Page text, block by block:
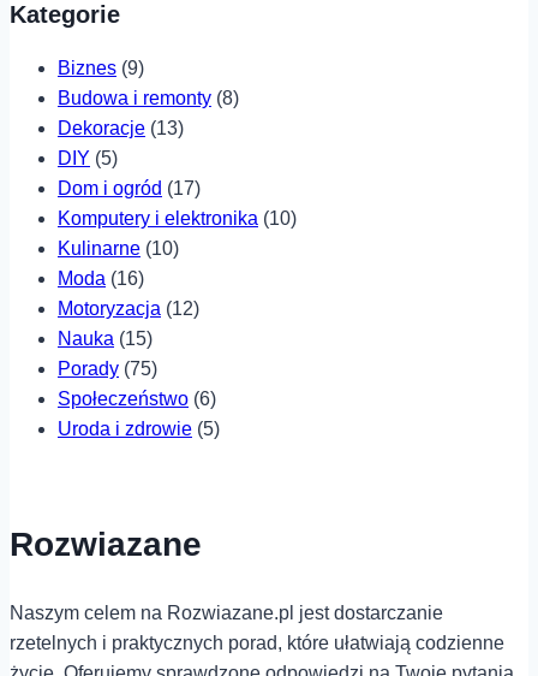
Kategorie
Biznes (9)
Budowa i remonty (8)
Dekoracje (13)
DIY (5)
Dom i ogród (17)
Komputery i elektronika (10)
Kulinarne (10)
Moda (16)
Motoryzacja (12)
Nauka (15)
Porady (75)
Społeczeństwo (6)
Uroda i zdrowie (5)
Rozwiazane
Naszym celem na Rozwiazane.pl jest dostarczanie
rzetelnych i praktycznych porad, które ułatwiają codzienne